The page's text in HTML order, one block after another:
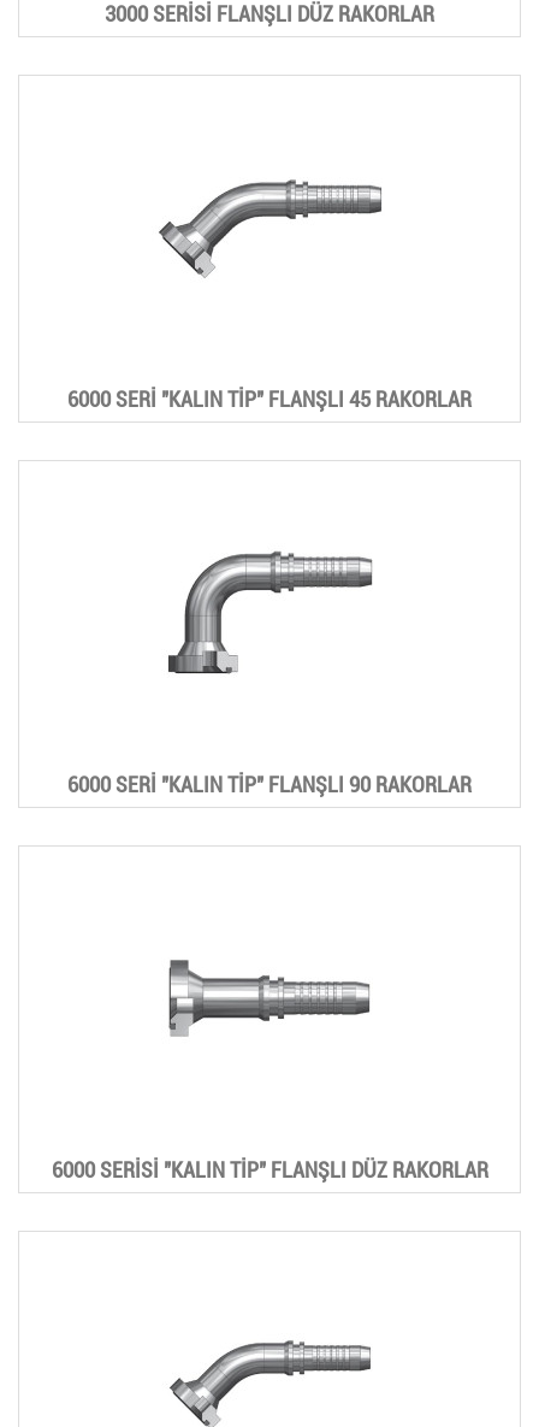
3000 SERİSİ FLANŞLI DÜZ RAKORLAR
6000 SERİ "KALIN TİP" FLANŞLI 45 RAKORLAR
6000 SERİ "KALIN TİP" FLANŞLI 90 RAKORLAR
6000 SERİSİ "KALIN TİP" FLANŞLI DÜZ RAKORLAR